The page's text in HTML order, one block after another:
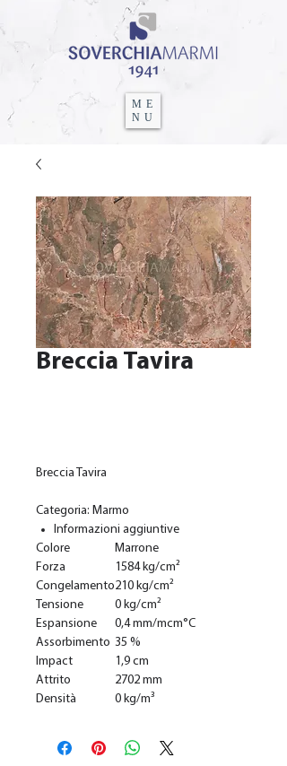
ME
NU
Breccia Tavira
Breccia Tavira
Categoria: Marmo
Informazioni aggiuntive
Colore
Marrone
Forza
1584 kg/cm²
Congelamento210 kg/cm²
Tensione
0 kg/cm²
Espansione
0,4 mm/mcm°C
Assorbimento 35 %
Impact
1,9 cm
Attrito
2702 mm
Densità
0 kg/m³